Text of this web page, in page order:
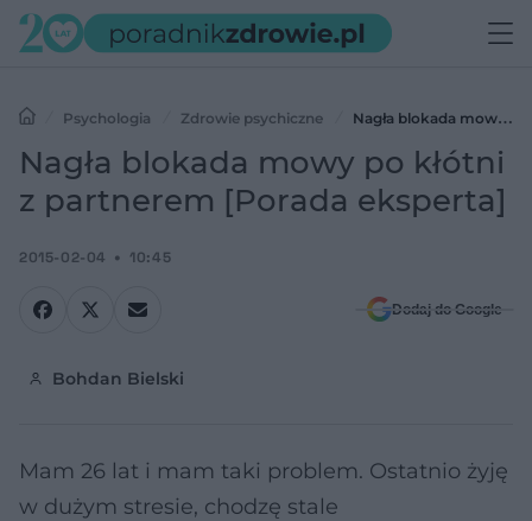
Psychologia Zdrowie psychiczne
Nagła blokada mowy
po kłótni z partnerem [Porada eksperta]
Nagła blokada mowy po kłótni
z partnerem [Porada eksperta]
2015-02-04 10:45
Dodaj do Google
Bohdan Bielski
Mam 26 lat i mam taki problem. Ostatnio żyję
w dużym stresie, chodzę stale